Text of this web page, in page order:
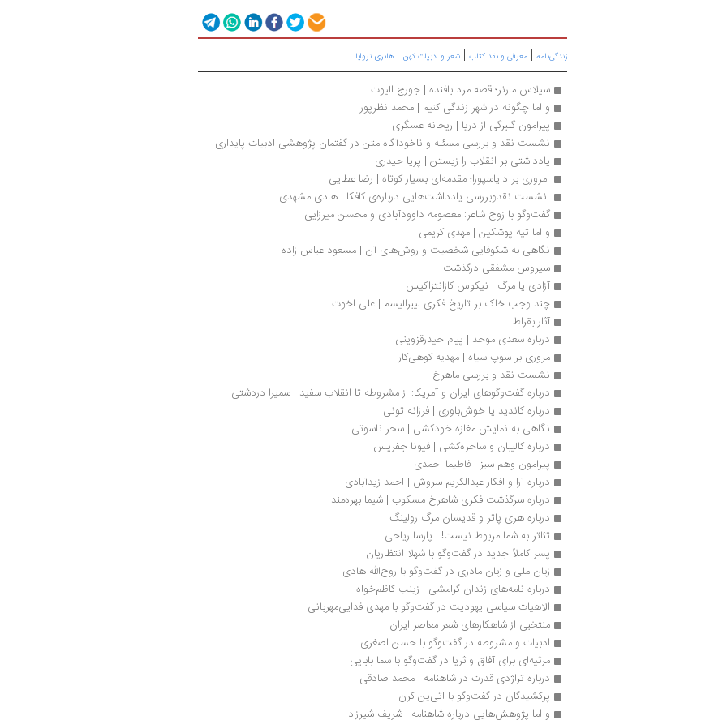
زندگی‌نامه | معرفی و نقد کتاب | شعر و ادبیات کهن | هانری تروایا |
سیلاس مارنر؛ قصه مرد بافنده | جورج الیوت
و اما چگونه در شهر زندگی کنیم | محمد نظرپور
پیرامون گلبرگی از دریا | ریحانه عسگری
نشست نقد و بررسی مسئله و ناخودآگاه متن در گفتمان پژوهشی ادبیات پایداری
یادداشتی بر انقلاب را زیستن | پریا حیدری
مروری بر دایاسپورا؛ مقدمه‌ای بسیار کوتاه | رضا عطایی
نشست نقدوبررسی یادداشت‌هایی درباره‌ی کافکا | هادی مشهدی
گفت‌وگو با زوج شاعر: معصومه داوودآبادی و محسن میرزایی‌
و اما تپه پوشکین | مهدی کریمی
نگاهی به شکوفایی شخصیت و روش‌های آن | مسعود عباس زاده
سیروس مشفقی درگذشت
آزادی یا مرگ | نیکوس کازانتزاکیس
چند وجب خاک بر تاریخ فکری لیبرالیسم | علی اخوت
آثار بقراط
درباره سعدی موحد | پیام حیدرقزوینی
مروری بر سوپ سیاه | مهدیه کوهی‌کار
نشست نقد و بررسی ماهرخ
درباره گفت‌وگوهای ایران و آمریکا: از مشروطه تا انقلاب سفید | سمیرا دردشتی
درباره کاندید یا خوش‌باوری | فرزانه تونی
نگاهی به نمایش مغازه خودکشی | سحر ناسوتی
درباره کالیبان و ساحره‌کشی | فیونا جفریس
پیرامون وهم سبز | فاطیما احمدی
درباره آرا و افکار عبدالکریم سروش | احمد زیدآبادی
درباره سرگذشت فکری شاهرخ مسکوب | شیما بهره‌مند
درباره هری پاتر و قدیسان مرگ رولینگ
تئاتر به شما مربوط نیست! | پارسا ریاحی
پسر کاملاً جدید در گفت‌وگو با شهلا انتظاریان
زبان ملی و زبان مادری در گفت‌وگو با روح‌الله هادی
درباره نامه‌های زندان گرامشی | زینب کاظم‌خواه
الاهیات سیاسی یهودیت در گفت‌وگو با مهدی فدایی‌مهربانی
منتخبی از شاهکارهای شعر معاصر ایران
ادبیات و مشروطه در گفت‌وگو با حسن اصغری
مرثیه‌ای برای آفاق و ثریا در گفت‌وگو با سما بابایی
درباره تراژدی قدرت در شاهنامه | محمد صادقی
پرکشیدگان در گفت‌وگو با اتی‌ین کرن
و اما پژوهش‌هایی درباره شاهنامه | شریف شیرزاد